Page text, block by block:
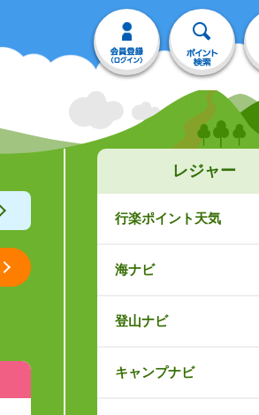
レジャー
行楽ポイント天気
海ナビ
登山ナビ
キャンプナビ